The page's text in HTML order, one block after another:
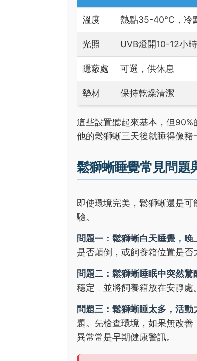
溫度 熱點35-40°C，冷
光照 UVB燈開10-12小時
隱蔽處 可選，供休息
墊材 保持乾燥清潔
這些設置聽起來基本，但90%
他的鬆獅蜥三天後就睡得像豬
鬆獅蜥睡覺常見問題
即使環境完美，鬆獅蜥還是
驗。
問題一：鬆獅蜥白天睡覺，晚
是否顛倒，或飼養箱位置是否
問題二：鬆獅蜥睡眠中突然驚
穩定，並將飼養箱放在安靜處
問題三：鬆獅蜥睡太多，活動
題。先檢查環境，如果無改
異常常是早期健康警訊。